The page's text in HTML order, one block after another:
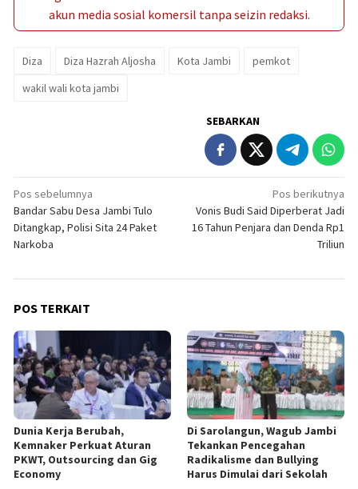
akun media sosial komersil tanpa seizin redaksi.
Diza Diza Hazrah Aljosha Kota Jambi
pemkot
wakil wali kota jambi
SEBARKAN
Navigasi
pos
Pos sebelumnya
Bandar Sabu Desa Jambi Tulo
Ditangkap, Polisi Sita 24 Paket
Narkoba
Pos berikutnya
Vonis Budi Said Diperberat Jadi
16 Tahun Penjara dan Denda Rp1
Triliun
POS TERKAIT
Dunia Kerja Berubah,
Kemnaker Perkuat Aturan
PKWT, Outsourcing dan Gig
Economy
Di Sarolangun, Wagub Jambi
Tekankan Pencegahan
Radikalisme dan Bullying
Harus Dimulai dari Sekolah